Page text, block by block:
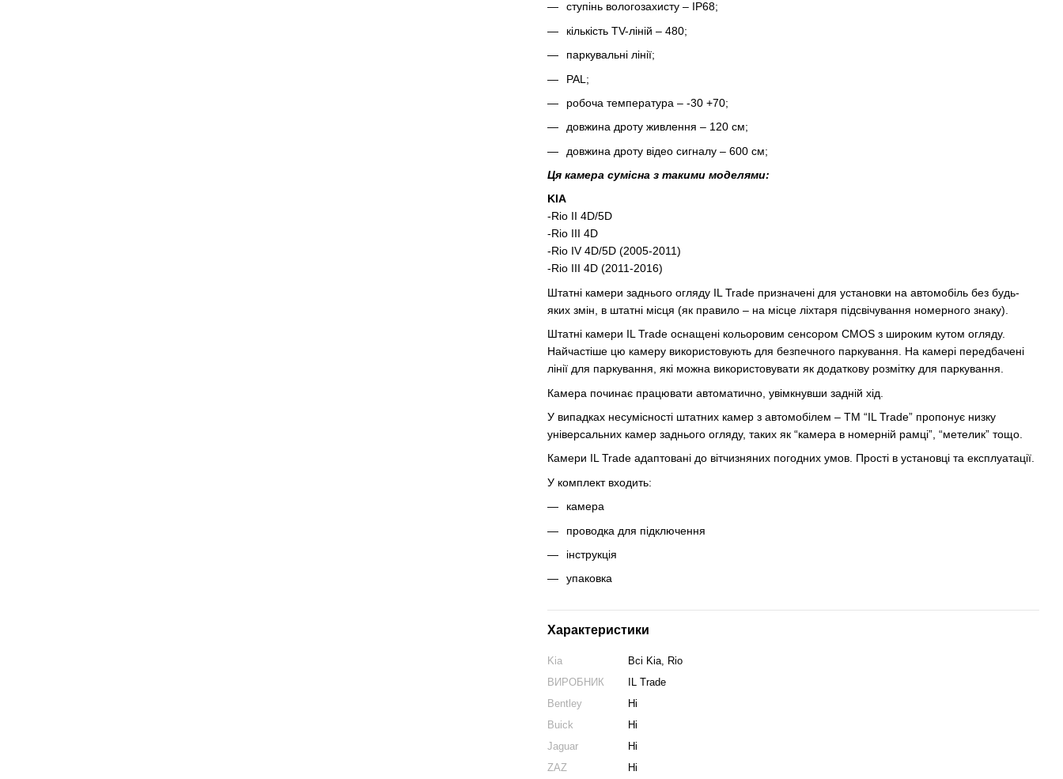
ступінь вологозахисту – IP68;
кількість TV-ліній – 480;
паркувальні лінії;
PAL;
робоча температура – -30 +70;
довжина дроту живлення – 120 см;
довжина дроту відео сигналу – 600 см;
Ця камера сумісна з такими моделями:
KIA
-Rio II 4D/5D
-Rio III 4D
-Rio IV 4D/5D (2005-2011)
-Rio III 4D (2011-2016)
Штатні камери заднього огляду IL Trade призначені для установки на автомобіль без будь-
яких змін, в штатні місця (як правило – на місце ліхтаря підсвічування номерного знаку).
Штатні камери IL Trade оснащені кольоровим сенсором CMOS з широким кутом огляду.
Найчастіше цю камеру використовують для безпечного паркування. На камері передбачені
лінії для паркування, які можна використовувати як додаткову розмітку для паркування.
Камера починає працювати автоматично, увімкнувши задній хід.
У випадках несумісності штатних камер з автомобілем – TM “IL Trade” пропонує низку
універсальних камер заднього огляду, таких як “камера в номерній рамці”, “метелик” тощо.
Камери IL Trade адаптовані до вітчизняних погодних умов. Прості в установці та експлуатації.
У комплект входить:
камера
проводка для підключення
інструкція
упаковка
Характеристики
Kia
Всі Kia, Rio
ВИРОБНИК
IL Trade
Bentley
Ні
Buick
Ні
Jaguar
Ні
ZAZ
Ні